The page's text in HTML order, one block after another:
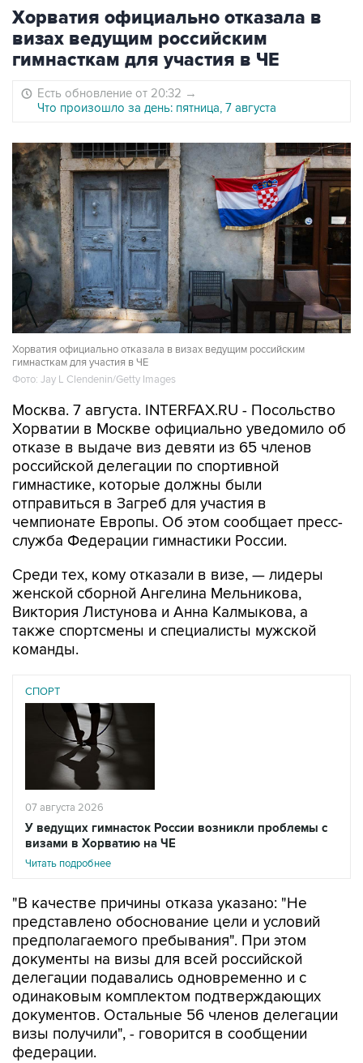
Хорватия официально отказала в
визах ведущим российским
гимнасткам для участия в ЧЕ
Есть обновление от 20:32 →
Что произошло за день: пятница, 7 августа
Хорватия официально отказала в визах ведущим российским
гимнасткам для участия в ЧЕ
Фото: Jay L Clendenin/Getty Images
Москва. 7 августа. INTERFAX.RU - Посольство
Хорватии в Москве официально уведомило об
отказе в выдаче виз девяти из 65 членов
российской делегации по спортивной
гимнастике, которые должны были
отправиться в Загреб для участия в
чемпионате Европы. Об этом сообщает пресс-
служба Федерации гимнастики России.
Среди тех, кому отказали в визе, — лидеры
женской сборной Ангелина Мельникова,
Виктория Листунова и Анна Калмыкова, а
также спортсмены и специалисты мужской
команды.
СПОРТ
07 августа 2026
У ведущих гимнасток России возникли проблемы с
визами в Хорватию на ЧЕ
Читать подробнее
"В качестве причины отказа указано: "Не
представлено обоснование цели и условий
предполагаемого пребывания". При этом
документы на визы для всей российской
делегации подавались одновременно и с
одинаковым комплектом подтверждающих
документов. Остальные 56 членов делегации
визы получили", - говорится в сообщении
федерации.